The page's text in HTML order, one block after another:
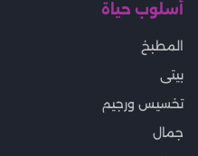
أسلوب حياة
المطبخ
بيتى
تخسيس ورجيم
جمال